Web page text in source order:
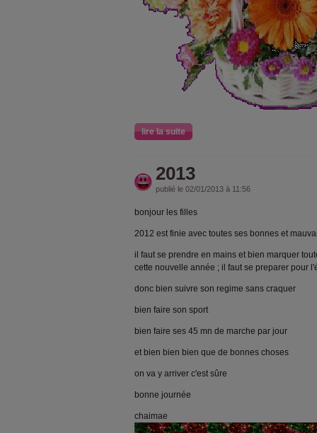
lire la suite
2013
publié le 02/01/2013 à 11:56
bonjour les filles
2012 est finie avec toutes ses bonnes et
il faut se prendre en mains et bien marquer
cette nouvelle année ; il faut se preparer pour
donc bien suivre son regime sans craquer
bien faire son sport
bien faire ses 45 mn de marche par jour
et bien bien bien que de bonnes choses
on va y arriver c'est sûre
bonne journée
chaimae